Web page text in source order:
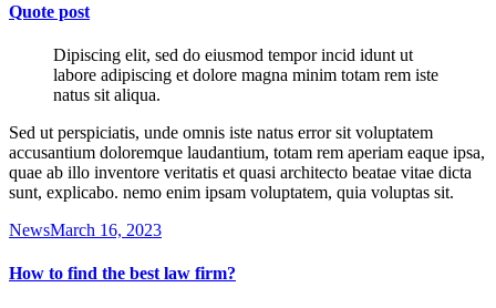
Quote post
Dipiscing elit, sed do eiusmod tempor incid idunt ut
labore adipiscing et dolore magna minim totam rem iste
natus sit aliqua.
Sed ut perspiciatis, unde omnis iste natus error sit voluptatem
accusantium doloremque laudantium, totam rem aperiam eaque ipsa,
quae ab illo inventore veritatis et quasi architecto beatae vitae dicta
sunt, explicabo. nemo enim ipsam voluptatem, quia voluptas sit.
NewsMarch 16, 2023
How to find the best law firm?